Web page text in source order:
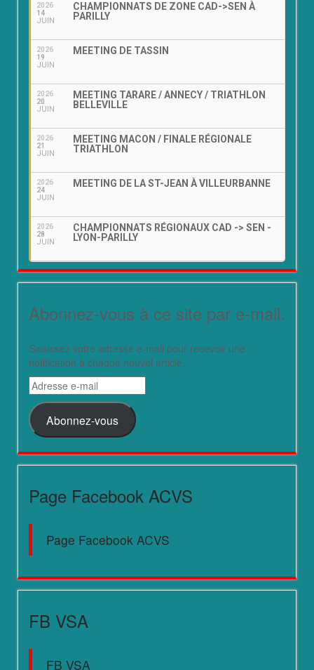
2026
14
JUIN
CHAMPIONNATS DE ZONE CAD->SEN À
PARILLY
2026
19
JUIN
MEETING DE TASSIN
2026
20
JUIN
MEETING TARARE / ANNECY / TRIATHLON
BELLEVILLE
2026
21
JUIN
MEETING MACON / FINALE RÉGIONALE
TRIATHLON
2026
24
JUIN
MEETING DE LA ST-JEAN À VILLEURBANNE
2026
28
JUIN
CHAMPIONNATS RÉGIONAUX CAD -> SEN -
LYON-PARILLY
Abonnez-vous à ce site par e-mail.
Saisissez votre adresse e-mail pour recevoir une
notification à chaque nouvel article.
Adresse
e-
mail
Abonnez-vous
Page Facebook ACVS
Page Facebook ACVS
FB VSA
FB VSA